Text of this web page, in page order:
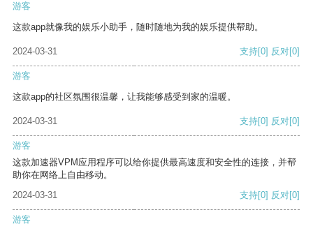
游客
这款app就像我的娱乐小助手，随时随地为我的娱乐提供帮助。
2024-03-31 支持[0] 反对[0]
游客
这款app的社区氛围很温馨，让我能够感受到家的温暖。
2024-03-31 支持[0] 反对[0]
游客
这款加速器VPM应用程序可以给你提供最高速度和安全性的连接，并帮
助你在网络上自由移动。
2024-03-31
支持[0] 反对[0]
游客